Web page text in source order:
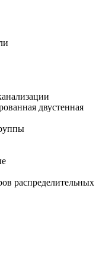
двустенная
распределительных